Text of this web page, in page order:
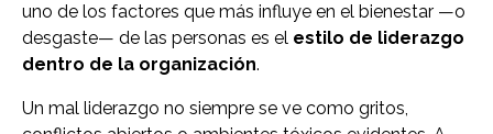
uno de los factores que más influye en el bienestar —o
desgaste— de las personas es el estilo de liderazgo
dentro de la organización.
Un mal liderazgo no siempre se ve como gritos,